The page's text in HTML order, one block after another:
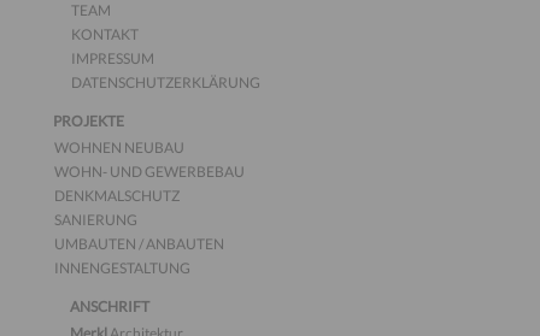
TEAM
KONTAKT
IMPRESSUM
DATENSCHUTZERKLÄRUNG
PROJEKTE
WOHNEN NEUBAU
WOHN- UND GEWERBEBAU
DENKMALSCHUTZ
SANIERUNG
UMBAUTEN / ANBAUTEN
INNENGESTALTUNG
ANSCHRIFT